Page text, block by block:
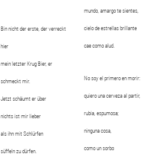
Bin nicht der erste, der verreckt
hier
mein letzter Krug Bier, er
schmeckt mir.
Jetzt schäumt er über
nichts ist mir lieber
als ihn mit Schlürfen
süffeln zu dürfen.
mundo, amargo te sientes,
cielo de estrellas brillante
cae como alud.
No soy el primero en morir:
quiero una cerveza al partir,
rubia, espumosa;
ninguna cosa,
como un sorbo